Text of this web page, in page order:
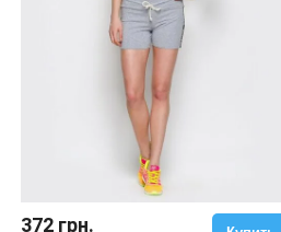
372 грн.